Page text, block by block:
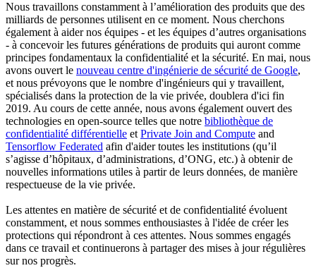
Nous travaillons constamment à l’amélioration des produits que des
milliards de personnes utilisent en ce moment. Nous cherchons
également à aider nos équipes - et les équipes d’autres organisations
- à concevoir les futures générations de produits qui auront comme
principes fondamentaux la confidentialité et la sécurité. En mai, nous
avons ouvert le nouveau centre d'ingénierie de sécurité de Google,
et nous prévoyons que le nombre d'ingénieurs qui y travaillent,
spécialisés dans la protection de la vie privée, doublera d'ici fin
2019. Au cours de cette année, nous avons également ouvert des
technologies en open-source telles que notre bibliothèque de
confidentialité différentielle et Private Join and Compute and
Tensorflow Federated afin d'aider toutes les institutions (qu’il
s’agisse d’hôpitaux, d’administrations, d’ONG, etc.) à obtenir de
nouvelles informations utiles à partir de leurs données, de manière
respectueuse de la vie privée.
Les attentes en matière de sécurité et de confidentialité évoluent
constamment, et nous sommes enthousiastes à l'idée de créer les
protections qui répondront à ces attentes. Nous sommes engagés
dans ce travail et continuerons à partager des mises à jour régulières
sur nos progrès.